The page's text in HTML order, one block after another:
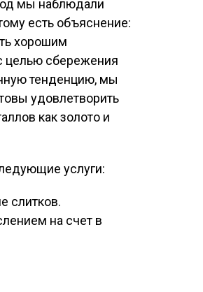
мы наблюдали
есть объяснение:
хорошим
целью сбережения
тенденцию, мы
удовлетворить
как золото и
услуги:
слитков.
на счет в